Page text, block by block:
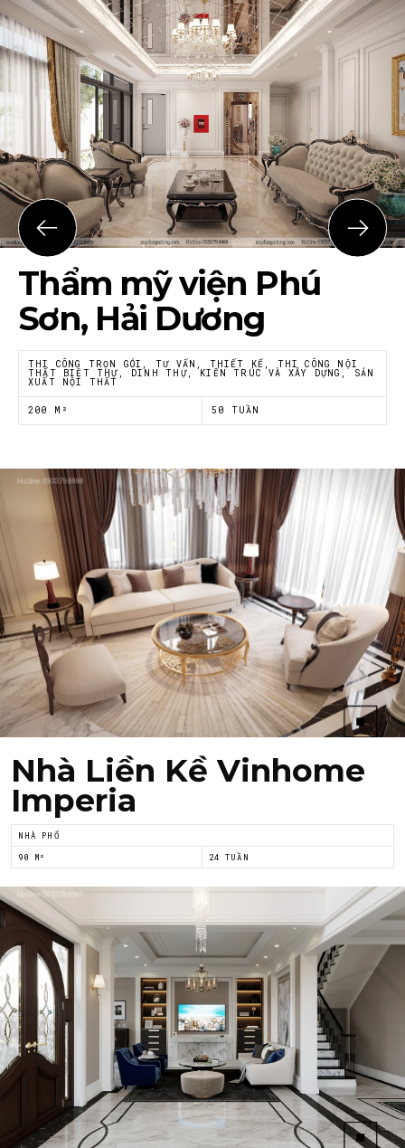
Thông tin luôn cập nhật
Xu hướng thiết kế nội thất mới nhất tại Việt Nam và trên thế
giới
Họ tên*
Email*
Chính sách riêng tư
Á Đông
Thẩm mỹ viện Phú
Sơn, Hải Dương
THI CÔNG TRỌN GÓI, TƯ VẤN, THIẾT KẾ, THI CÔNG NỘI
THẤT BIỆT THỰ, DINH THỰ, KIẾN TRÚC VÀ XÂY DỰNG, SẢN
XUẤT NỘI THẤT
200 M² 50 TUẦN
Nhà Liền Kề Vinhome
Imperia
NHÀ PHỐ
90 M² 24 TUẦN